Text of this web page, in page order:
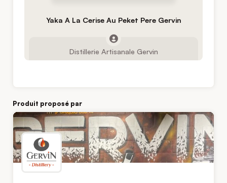
Yaka A La Cerise Au Peket Pere Gervin
Distillerie Artisanale Gervin
Produit proposé par